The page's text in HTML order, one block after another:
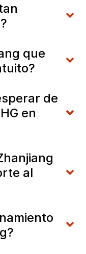
que
de
en
al